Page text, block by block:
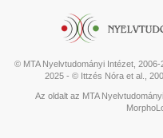
© MTA Nyelvtudományi Intézet,
2025 - © Ittzés Nóra et al.,
Az oldalt az MTA